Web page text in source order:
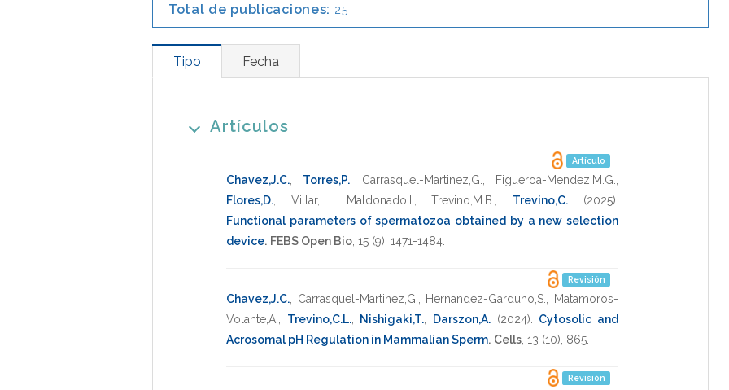
Total de publicaciones: 25
Tipo Fecha
Artículos
Artículo
Chavez,J.C. Torres,P., Carrasquel-Martinez,G. Figueroa-Mendez,M.G.
Flores,D.
Villar,L. Maldonado,I. ,Trevino,M.B. Trevino,C. (2025)
Functional parameters of spermatozoa obtained by a new selection
device. FEBS Open Bio 15 (9), 1471-1484
Revisión
Chavez,J.C. Carrasquel-Martinez,G. Hernandez-Garduno,S.
Matamoros-
Volante,A.
Trevino,C.L., Nishigaki,T. Darszon,A. (2024)
Cytosolic and
Acrosomal pH Regulation in Mammalian Sperm. Cells 13 (10), 865
Revisión